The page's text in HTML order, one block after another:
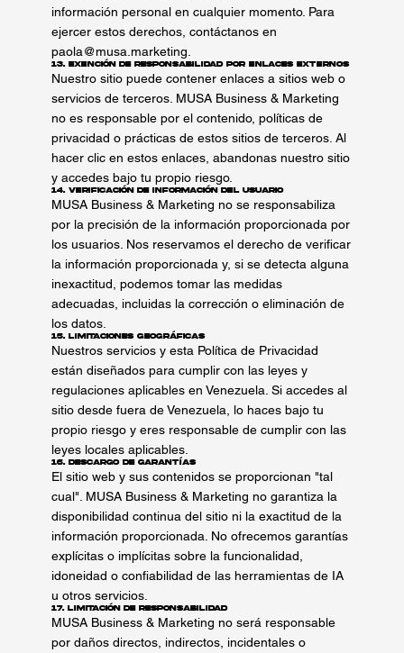
información personal en cualquier momento. Para
ejercer estos derechos, contáctanos en
paola@musa.marketing
13. Exención de Responsabilidad por Enlaces Externos
Nuestro sitio puede contener enlaces a sitios web o
servicios de terceros. MUSA Business & Marketing
no es responsable por el contenido, políticas de
privacidad o prácticas de estos sitios de terceros. Al
hacer clic en estos enlaces, abandonas nuestro sitio
y accedes bajo tu propio riesgo.
14. Verificación de Información del Usuario
MUSA Business & Marketing no se responsabiliza
por la precisión de la información proporcionada por
los usuarios. Nos reservamos el derecho de verificar
la información proporcionada y, si se detecta alguna
inexactitud, podemos tomar las medidas
adecuadas, incluidas la corrección o eliminación de
los datos.
15. Limitaciones Geográficas
Nuestros servicios y esta Política de Privacidad
están diseñados para cumplir con las leyes y
regulaciones aplicables en Venezuela. Si accedes al
sitio desde fuera de Venezuela, lo haces bajo tu
propio riesgo y eres responsable de cumplir con las
leyes locales aplicables.
16. Descargo de Garantías
El sitio web y sus contenidos se proporcionan "tal
cual". MUSA Business & Marketing no garantiza la
disponibilidad continua del sitio ni la exactitud de la
información proporcionada. No ofrecemos garantías
explícitas o implícitas sobre la funcionalidad,
idoneidad o confiabilidad de las herramientas de IA
u otros servicios.
17. Limitación de Responsabilidad
MUSA Business & Marketing no será responsable
por daños directos, indirectos, incidentales o